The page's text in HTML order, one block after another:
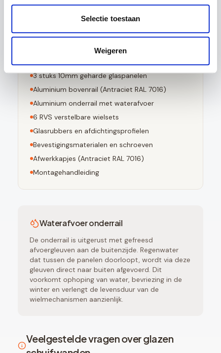
Selectie toestaan
Weigeren
Voldoet aan EN 12150-1 norm
Dit pakket bevat
3stuks 10mm geharde glaspanelen
Aluminium bovenrail (Antraciet RAL 7016)
Aluminium onderrail met waterafvoer
6 RVS verstelbare wielsets
Glasrubbers en afdichtingsprofielen
Bevestigingsmaterialen en schroeven
Afwerkkapjes (Antraciet RAL 7016)
Montagehandleiding
Waterafvoer onderrail
De onderrail is uitgerust met gefreesd
afvoergleuven aan de buitenzijde. Regenwater
dat tussen de panelen doorloopt, wordt via deze
gleuven direct naar buiten afgevoerd. Dit
voorkomt ophoping van water, bevriezing in de
winter en verlengt de levensduur van de
wielmechanismen aanzienlijk.
Veelgestelde vragen over glazen